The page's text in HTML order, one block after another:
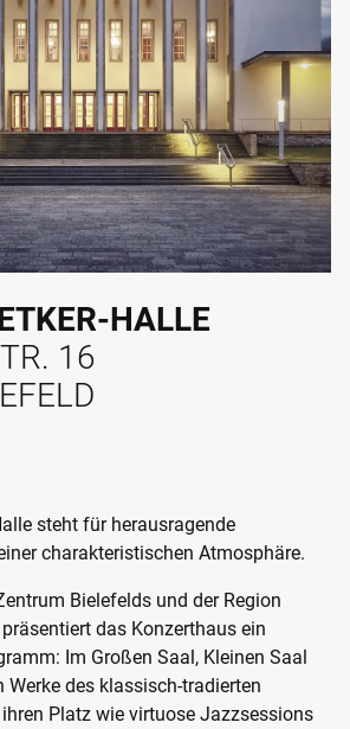
HALLE
16
steht für herausragende
charakteristischen Atmosphäre.
Bielefelds und der Region
das Konzerthaus ein
Im Großen Saal, Kleinen Saal
Werke des klassisch-tradierten
Platz wie virtuose Jazzsessions